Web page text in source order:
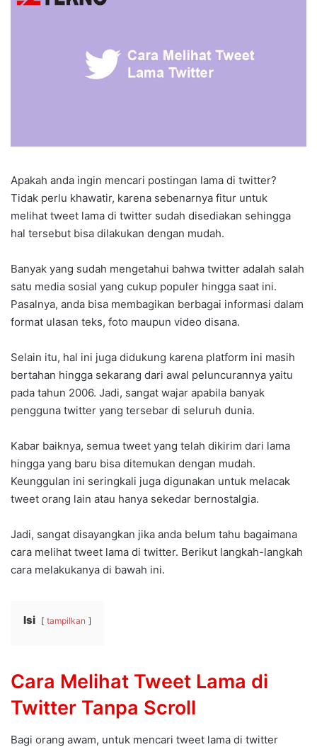
Apakah anda ingin mencari postingan lama di twitter?
Tidak perlu khawatir, karena sebenarnya fitur untuk
melihat tweet lama di twitter sudah disediakan sehingga
hal tersebut bisa dilakukan dengan mudah.
Banyak yang sudah mengetahui bahwa twitter adalah salah
satu media sosial yang cukup populer hingga saat ini.
Pasalnya, anda bisa membagikan berbagai informasi dalam
format ulasan teks, foto maupun video disana.
Selain itu, hal ini juga didukung karena platform ini masih
bertahan hingga sekarang dari awal peluncurannya yaitu
pada tahun 2006. Jadi, sangat wajar apabila banyak
pengguna twitter yang tersebar di seluruh dunia.
Kabar baiknya, semua tweet yang telah dikirim dari lama
hingga yang baru bisa ditemukan dengan mudah.
Keunggulan ini seringkali juga digunakan untuk melacak
tweet orang lain atau hanya sekedar bernostalgia.
Jadi, sangat disayangkan jika anda belum tahu bagaimana
cara melihat tweet lama di twitter. Berikut langkah-langkah
cara melakukanya di bawah ini.
Isi tampilkan
Cara Melihat Tweet Lama di
Twitter Tanpa Scroll
Bagi orang awam, untuk mencari tweet lama di twitter